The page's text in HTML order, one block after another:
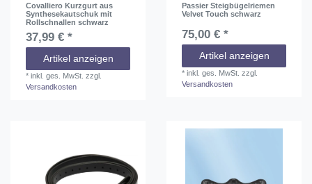
Covalliero Kurzgurt aus
Synthesekautschuk mit
Rollschnallen schwarz
37,99 € *
Artikel anzeigen
*inkl. ges. MwSt. zzgl.
Versandkosten
Passier Steigbügelriemen
Velvet Touch schwarz
75,00 € *
Artikel anzeigen
*inkl. ges. MwSt. zzgl.
Versandkosten